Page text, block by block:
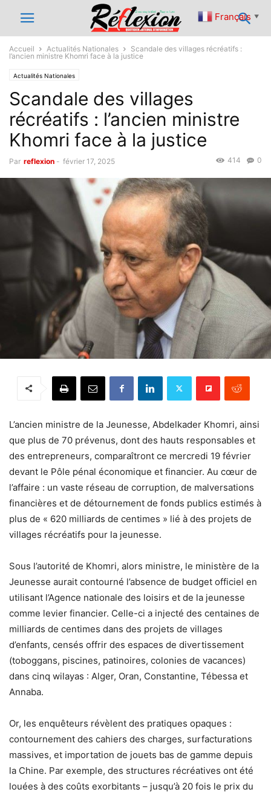
Accueil Actualités Nationales
Scandale des villages récréatifs :
l’ancien ministre Khomri face à la justice
Actualités Nationales
Scandale des villages
récréatifs : l’ancien ministre
Khomri face à la justice
Par reflexion - février 17, 2025 0
414
L’ancien ministre de la Jeunesse, Abdelkader Khomri, ainsi
que plus de 70 prévenus, dont des hauts responsables et
des entrepreneurs, comparaîtront ce mercredi 19 février
devant le Pôle pénal économique et financier. Au cœur de
l’affaire : un vaste réseau de corruption, de malversations
financières et de détournement de fonds publics estimés à
plus de « 620 milliards de centimes » lié à des projets de
villages récréatifs pour la jeunesse.
Sous l’autorité de Khomri, alors ministre, le ministère de la
Jeunesse aurait contourné l’absence de budget officiel en
utilisant l’Agence nationale des loisirs et de la jeunesse
comme levier financier. Celle-ci a injecté des centaines de
milliards de centimes dans des projets de villages
d’enfants, censés offrir des espaces de divertissement
(toboggans, piscines, patinoires, colonies de vacances)
dans cinq wilayas : Alger, Oran, Constantine, Tébessa et
Annaba.
Or, les enquêteurs révèlent des pratiques opaques :
contournement des cahiers des charges, surfacturations
massives, et importation de jouets bas de gamme depuis
la Chine. Par exemple, des structures récréatives ont été
louées à des coûts exorbitants – jusqu’à 20 fois le prix du
Français ▼